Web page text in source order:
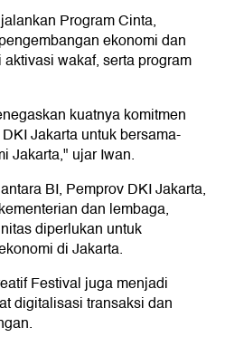
Program Cinta,
ekonomi dan
wakaf, serta program
kuatnya komitmen
Jakarta untuk bersama-
Jakarta," ujar Iwan.
BI, Pemprov DKI Jakarta,
dan lembaga,
diperlukan untuk
di Jakarta.
Festival juga menjadi
digitalisasi transaksi dan